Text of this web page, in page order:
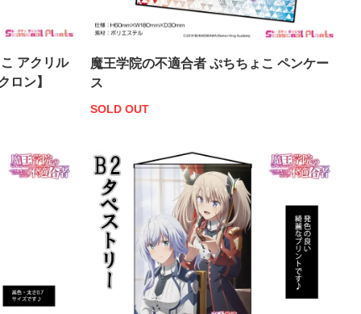
アクリル
ロン】
魔王学院の不適合者 ぷちちょこ ペンケー
ス
SOLD OUT